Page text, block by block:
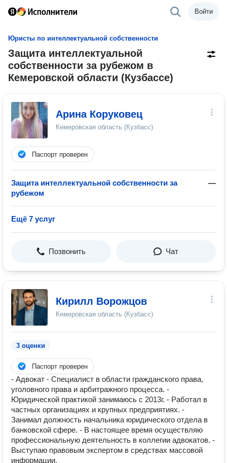
Войти
Юристы по интеллектуальной собственности
Защита интеллектуальной
собственности за рубежом в
Кемеровской области (Кузбассе)
Арина Коруковец
Кемеровская область (Кузбасс)
Паспорт проверен
Защита интеллектуальной собственности за
рубежом
—
Ещё 7 услуг
Позвонить Чат
Кирилл Ворожцов
Кемеровская область (Кузбасс)
3 оценки
Паспорт проверен
- Адвокат - Специалист в области гражданского права,
уголовного права и арбитражного процесса. -
Юридической практикой занимаюсь с 2013г. - Работал в
частных организациях и крупных предприятиях. -
Занимал должность начальника юридического отдела в
банковской сфере. - В настоящее время осуществляю
профессиональную деятельность в коллегии адвокатов. -
Выступаю правовым экспертом в средствах массовой
информации.